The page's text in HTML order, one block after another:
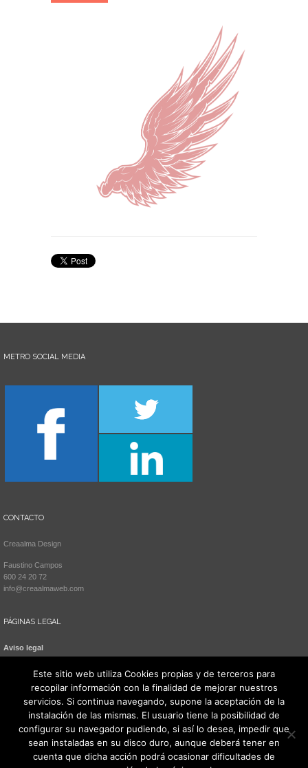
METRO SOCIAL MEDIA
CONTACTO
Creaalma Design
Faustino Campos
600 24 20 72
info@creaalmaweb.com
PÁGINAS LEGAL
Aviso legal
Política de cookies
Este sitio web utiliza Cookies propias y de terceros para
recopilar información con la finalidad de mejorar nuestros
servicios. Si continua navegando, supone la aceptación de la
instalación de las mismas. El usuario tiene la posibilidad de
configurar su navegador pudiendo, si así lo desea, impedir que
sean instaladas en su disco duro, aunque deberá tener en
cuenta que dicha acción podrá ocasionar dificultades de